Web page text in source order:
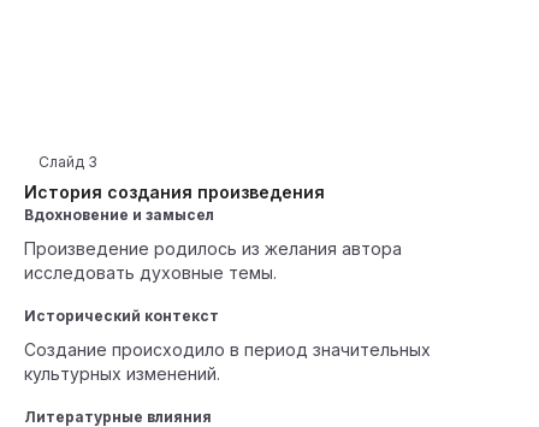
История создания произведения
Слайд 3
Вдохновение и замысел
Произведение родилось из желания автора
исследовать духовные темы.
Исторический контекст
Создание происходило в период значительных
культурных изменений.
Литературные влияния